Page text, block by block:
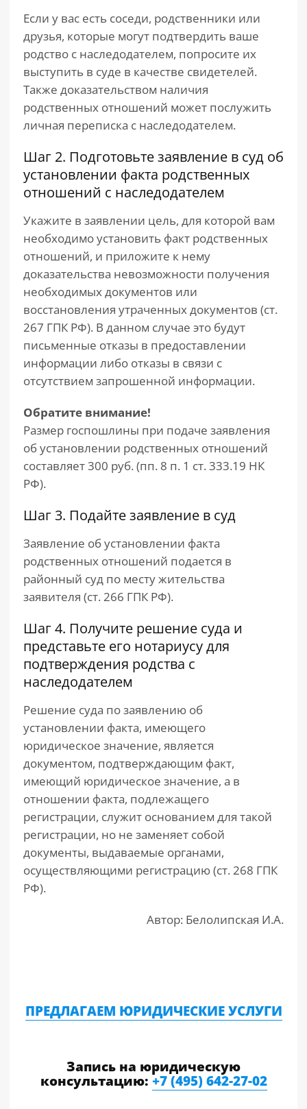
Если у вас есть соседи, родственники или
друзья, которые могут подтвердить ваше
родство с наследодателем, попросите их
выступить в суде в качестве свидетелей.
Также доказательством наличия
родственных отношений может послужить
личная переписка с наследодателем.
Шаг 2. Подготовьте заявление в суд об
установлении факта родственных
отношений с наследодателем
Укажите в заявлении цель, для которой вам
необходимо установить факт родственных
отношений, и приложите к нему
доказательства невозможности получения
необходимых документов или
восстановления утраченных документов (ст.
267 ГПК РФ). В данном случае это будут
письменные отказы в предоставлении
информации либо отказы в связи с
отсутствием запрошенной информации.
Обратите внимание!
Размер госпошлины при подаче заявления
об установлении родственных отношений
составляет 300 руб. (пп. 8 п. 1 ст. 333.19 НК
РФ).
Шаг 3. Подайте заявление в суд
Заявление об установлении факта
родственных отношений подается в
районный суд по месту жительства
заявителя (ст. 266 ГПК РФ).
Шаг 4. Получите решение суда и
представьте его нотариусу для
подтверждения родства с
наследодателем
Решение суда по заявлению об
установлении факта, имеющего
юридическое значение, является
документом, подтверждающим факт,
имеющий юридическое значение, а в
отношении факта, подлежащего
регистрации, служит основанием для такой
регистрации, но не заменяет собой
документы, выдаваемые органами,
осуществляющими регистрацию (ст. 268 ГПК
РФ).
Автор: Белолипская И.А.
ПРЕДЛАГАЕМ ЮРИДИЧЕСКИЕ УСЛУГИ
Запись на юридическую
консультацию: +7 (495) 642-27-02